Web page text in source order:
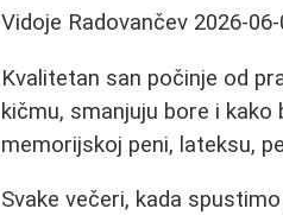
Vidoje Radovančev 2026-06-
Kvalitetan san počinje od
kičmu, smanjuju bore i
memorijskoj peni, lateksu,
Svake večeri, kada